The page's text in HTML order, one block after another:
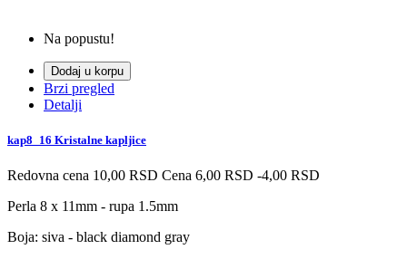
Na popustu!
Dodaj u korpu
Brzi pregled
Detalji
kap8_16 Kristalne kapljice
Redovna cena 10,00 RSD Cena 6,00 RSD -4,00 RSD
Perla 8 x 11mm - rupa 1.5mm
Boja: siva - black diamond gray